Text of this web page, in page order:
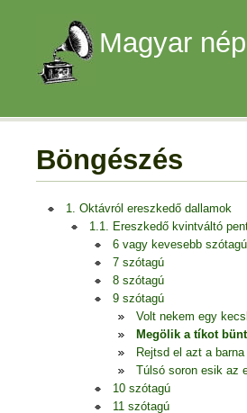
Magyar
Böngészés
1. Oktávról ereszkedő dallamok
1.1. Ereszkedő kvintváltó
6 vagy kevesebb szótagú
7 szótagú
8 szótagú
9 szótagú
Volt nekem egy
Megölik a tíkot
Rejtsd el azt a
Túlsó soron esik az
10 szótagú
11 szótagú